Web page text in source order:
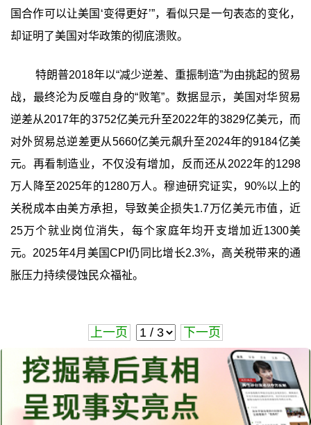
国合作可以让美国‘变得更好’”，看似只是一句表态的变化，
却证明了美国对华政策的彻底溃败。
特朗普2018年以“减少逆差、重振制造”为由挑起的贸易
战，最终沦为反噬自身的“败笔”。数据显示，美国对华贸易
逆差从2017年的3752亿美元升至2022年的3829亿美元，而
对外贸易总逆差更从5660亿美元飙升至2024年的9184亿美
元。再看制造业，不仅没有增加，反而还从2022年的1298
万人降至2025年的1280万人。穆迪研究证实，90%以上的
关税成本由美方承担，导致美企损失1.7万亿美元市值，近
25万个就业岗位消失，每个家庭年均开支增加近1300美
元。2025年4月美国CPI仍同比增长2.3%，高关税带来的通
胀压力持续侵蚀民众福祉。
上一页 下一页